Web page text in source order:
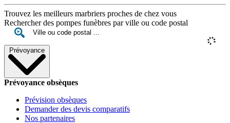
Trouvez les meilleurs marbriers proches de chez vous
Rechercher des pompes funèbres par ville ou code postal
Prévoyance
Prévoyance obsèques
Prévision obsèques
Demander des devis comparatifs
Nos partenaires